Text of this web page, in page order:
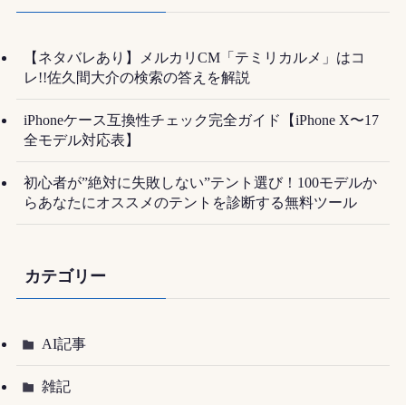
【ネタバレあり】メルカリCM「テミリカルメ」はコ
レ!!佐久間大介の検索の答えを解説
iPhoneケース互換性チェック完全ガイド【iPhone X〜17
全モデル対応表】
初心者が”絶対に失敗しない”テント選び！100モデルか
らあなたにオススメのテントを診断する無料ツール
カテゴリー
AI記事
雑記